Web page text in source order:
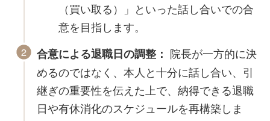
（買い取る）」といった話し合いでの合
意を目指します。
合意による退職日の調整： 院長が一方的に決
めるのではなく、本人と十分に話し合い、引
継ぎの重要性を伝えた上で、納得できる退職
日や有休消化のスケジュールを再構築しま